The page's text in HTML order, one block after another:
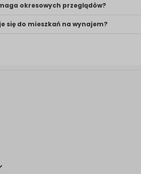
okresowych przeglądów?
się do mieszkań na wynajem?